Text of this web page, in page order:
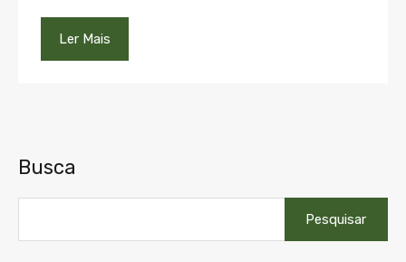
Ler Mais
Busca
por: